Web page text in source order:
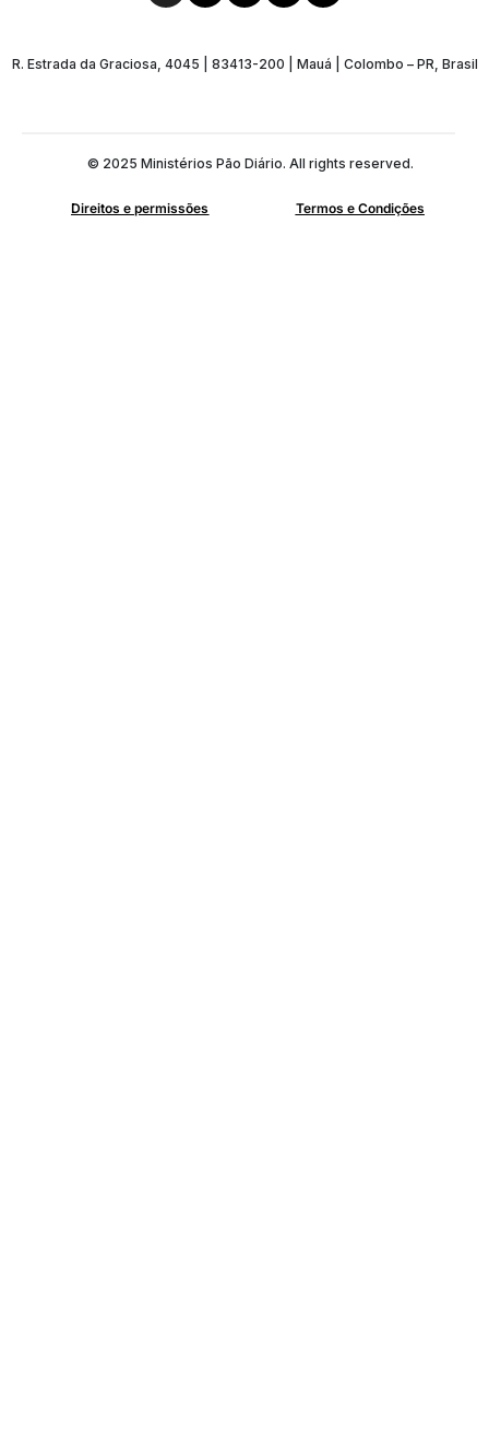
R. Estrada da Graciosa, 4045 | 83413-200 | Mauá | Colombo – PR, Brasil
© 2025 Ministérios Pão Diário. All rights reserved.
Direitos e permissões Termos e Condições